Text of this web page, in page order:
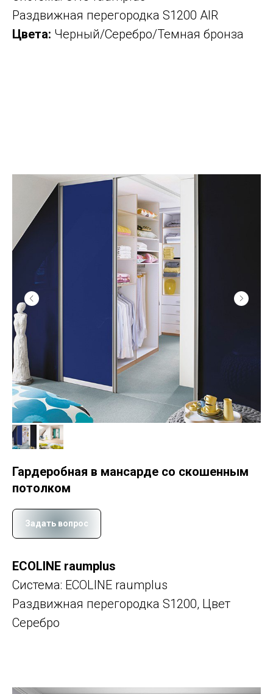
Раздвижная перегородка S1200 AIR
Цвета: Черный/Серебро/Темная бронза
Гардеробная в мансарде со скошенным
потолком
Задать вопрос
ECOLINE raumplus
Система: ECOLINE raumplus
Раздвижная перегородка S1200, Цвет
Серебро